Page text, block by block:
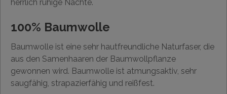
herrlich ruhige Nächte.
100% Baumwolle
Baumwolle ist eine sehr hautfreundliche Naturfaser, die
aus den Samenhaaren der Baumwollpflanze
gewonnen wird. Baumwolle ist atmungsaktiv, sehr
saugfähig, strapazierfähig und reißfest.